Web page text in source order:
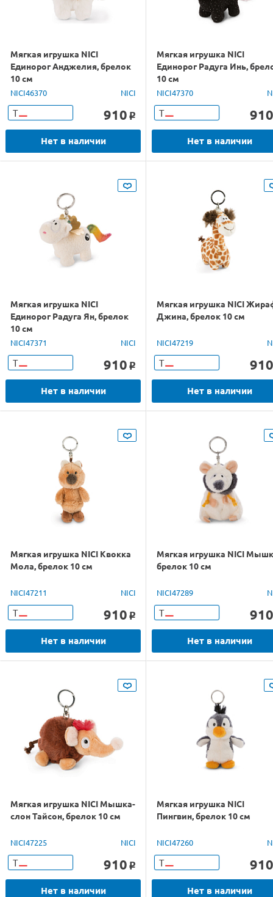
Мягкая игрушка NICI
Единорог Анджелия, брелок
10 см
NICI46370 NICI
Т 910 o
Нет в наличии
Мягкая игрушка NICI
Единорог Радуга Инь,
10 см
NICI47370
Т 910
Нет в наличии
Мягкая игрушка NICI
Единорог Радуга Ян, брелок
10 см
NICI47371 NICI
Т 910 o
Нет в наличии
Мягкая игрушка NICI
Джина, брелок 10 см
NICI47219
Т 910
Нет в наличии
Мягкая игрушка NICI Квокка
Мола, брелок 10 см
NICI47211 NICI
Т 910 o
Нет в наличии
Мягкая игрушка NICI
брелок 10 см
NICI47289
Т 910
Нет в наличии
Мягкая игрушка NICI Мышка-
слон Тайсон, брелок 10 см
NICI47225 NICI
Т 910 o
Нет в наличии
Мягкая игрушка NICI
Пингвин, брелок 10 см
NICI47260
Т 910
Нет в наличии